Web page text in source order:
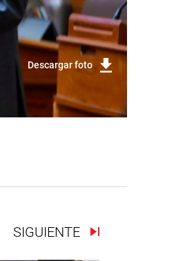
Descargar foto
SIGUIENTE